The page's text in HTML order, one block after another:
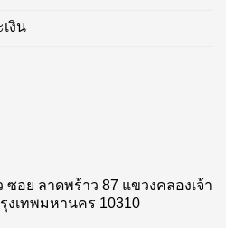
งิน
ซอย ลาดพร้าว 87 แขวงคลองเจ้า
งเทพมหานคร 10310